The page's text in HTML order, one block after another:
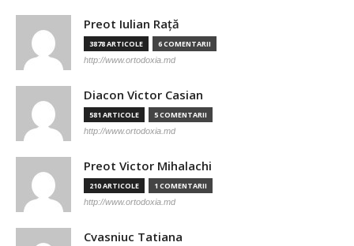
Preot Iulian Raţă
3878 ARTICOLE 6 COMENTARII
http://www.ortodoxia.md
Diacon Victor Casian
581 ARTICOLE 5 COMENTARII
http://www.ortodoxia.md
Preot Victor Mihalachi
210 ARTICOLE 1 COMENTARII
http://www.ortodoxia.md
Cvasniuc Tatiana